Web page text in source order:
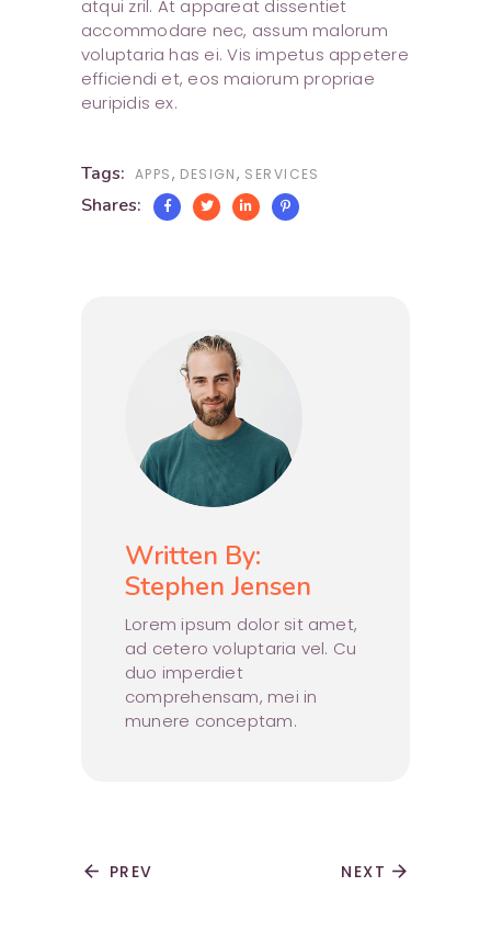
atqui zril. At appareat dissentiet
accommodare nec, assum malorum
voluptaria has ei. Vis impetus appetere
efficiendi et, eos maiorum propriae
euripidis ex.
Tags: APPS, DESIGN, SERVICES
Shares:
Written By:
Stephen Jensen
Lorem ipsum dolor sit amet,
ad cetero voluptaria vel. Cu
duo imperdiet
comprehensam, mei in
munere conceptam.
arrow_back PREV NEXT arrow_forward